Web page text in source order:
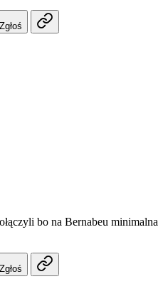
Zgłoś
bo na Bernabeu minimalna
Zgłoś